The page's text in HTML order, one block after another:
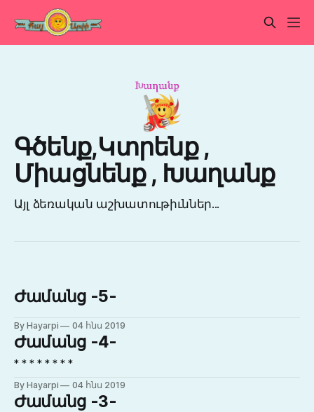
Գծենք,Կտրենք ,
Միացնենք , Խաղանք
Այլ ձեռական աշխատութիւններ...
Ժամանց -5-
By Hayarpi 04 հնս 2019
Ժամանց -4-
* * * * * * * *
By Hayarpi 04 հնս 2019
Ժամանց -3-